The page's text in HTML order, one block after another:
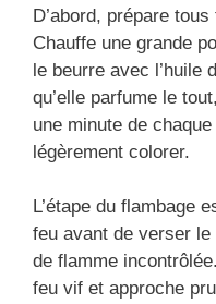
D’abord, prépare
Chauffe une grande
le beurre avec l’huile
qu’elle parfume le
une minute de
légèrement colorer.
L’étape du flambage
feu avant de verser
de flamme
feu vif et approche